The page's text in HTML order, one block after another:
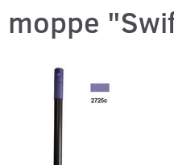
moppe